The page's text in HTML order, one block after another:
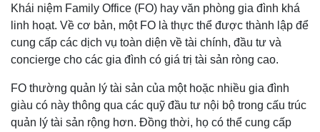
Khái niệm Family Office (FO) hay văn phòng gia đình khá
linh hoạt. Về cơ bản, một FO là thực thể được thành lập để
cung cấp các dịch vụ toàn diện về tài chính, đầu tư và
concierge cho các gia đình có giá trị tài sản ròng cao.
FO thường quản lý tài sản của một hoặc nhiều gia đình
giàu có này thông qua các quỹ đầu tư nội bộ trong cấu trúc
quản lý tài sản rộng hơn. Đồng thời, họ có thể cung cấp